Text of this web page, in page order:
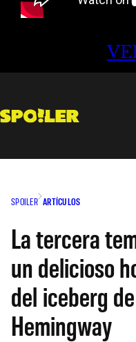
SPOILER ARTÍCULOS
La tercera
un delicioso
del iceberg
Hemingway